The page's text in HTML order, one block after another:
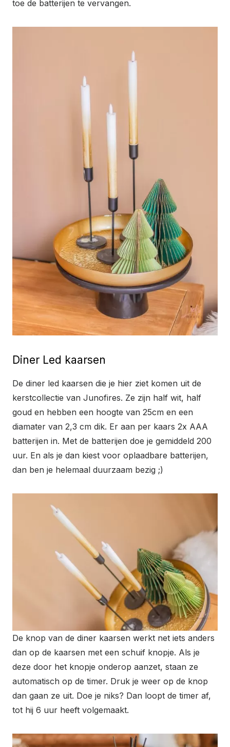
toe de batterijen te vervangen.
Diner Led kaarsen
De diner led kaarsen die je hier ziet komen uit de
kerstcollectie van Junofires. Ze zijn half wit, half
goud en hebben een hoogte van 25cm en een
diamater van 2,3 cm dik. Er aan per kaars 2x AAA
batterijen in. Met de batterijen doe je gemiddeld 200
uur. En als je dan kiest voor oplaadbare batterijen,
dan ben je helemaal duurzaam bezig ;)
De knop van de diner kaarsen werkt net iets anders
dan op de kaarsen met een schuif knopje. Als je
deze door het knopje onderop aanzet, staan ze
automatisch op de timer. Druk je weer op de knop
dan gaan ze uit. Doe je niks? Dan loopt de timer af,
tot hij 6 uur heeft volgemaakt.